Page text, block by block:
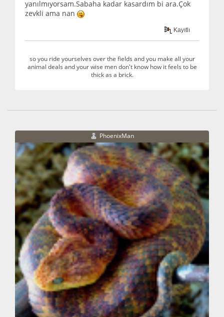
yanılmıyorsam.Sabaha kadar kasardım bi ara.Çok
zevkli ama nan
Kayıtlı
so you ride yourselves over the fields and you make all your
animal deals and your wise men don't know how it feels to be
thick as a brick.
PhoenixMan